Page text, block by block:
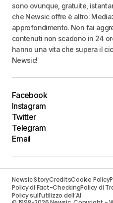
sono ovunque, gratuite,
che Newsic offre è altro:
approfondimento. Non fai
contenuti non scadono in 24
hanno una vita che supera il
Newsic!
Facebook
Instagram
Twitter
Telegram
Email
Newsic StoryCreditsCookie Policy
Policy di Fact-CheckingPolicy di
Policy sull’utilizzo dell’AI